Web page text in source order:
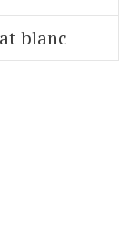
blanc